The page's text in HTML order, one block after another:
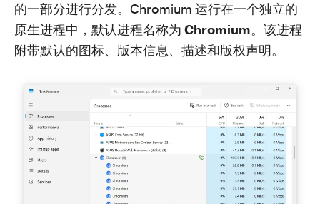
的一部分进行分发。Chromium 运行在一个独立的
原生进程中，默认进程名称为 Chromium。该进程
附带默认的图标、版本信息、描述和版权声明。